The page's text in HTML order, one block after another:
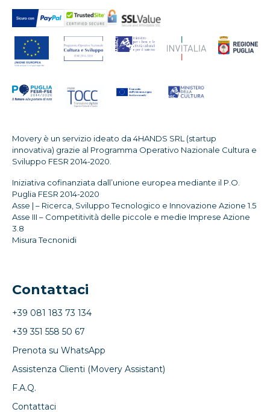
Movery è un servizio ideato da 4HANDS SRL (startup
innovativa) grazie al Programma Operativo Nazionale Cultura e
Sviluppo FESR 2014-2020.
Iniziativa cofinanziata dall’unione europea mediante il P.O.
Puglia FESR 2014-2020
Asse | – Ricerca, Sviluppo Tecnologico e Innovazione Azione 1.5
Asse III – Competitività delle piccole e medie Imprese Azione
3.8
Misura Tecnonidi
Contattaci
+39 081 183 73 134
+39 351 558 50 67
Prenota su WhatsApp
Assistenza Clienti (Movery Assistant)
F.A.Q.
Contattaci